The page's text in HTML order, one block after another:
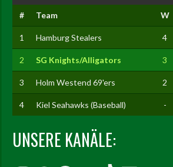
# Team W
1 Hamburg Stealers 4
2 SG Knights/Alligators 3
3 Holm Westend 69'ers 2
4 Kiel Seahawks (Baseball) -
UNSERE KANÄLE: